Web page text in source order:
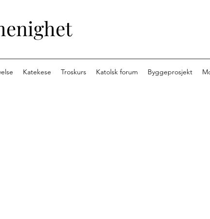
Katekese Troskurs Katolsk forum Byggeprosjekt